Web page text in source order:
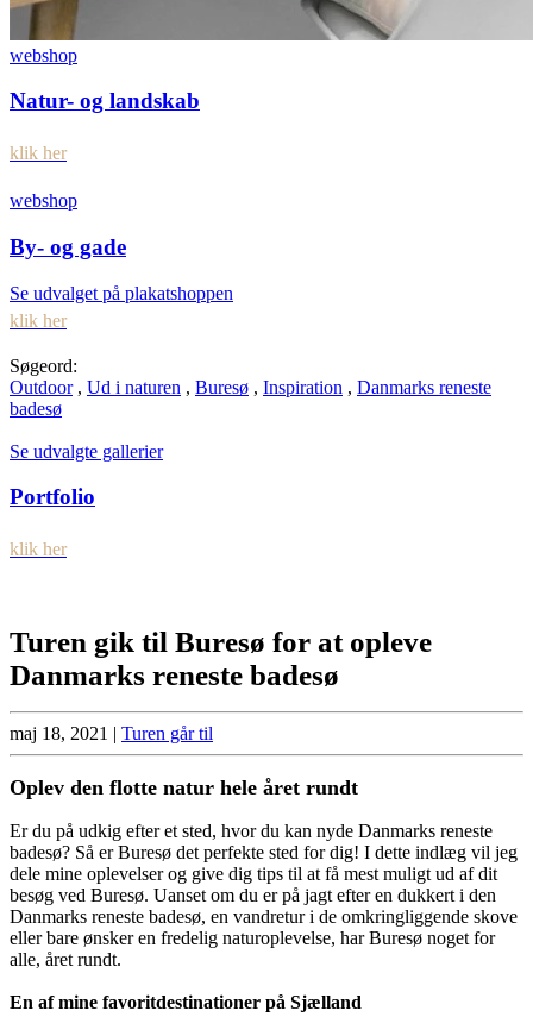
webshop
Natur- og landskab
klik her
webshop
By- og gade
Se udvalget på plakatshoppen
klik her
Søgeord:
Outdoor, Ud i naturen , Buresø , Inspiration , Danmarks reneste
badesø
Se udvalgte gallerier
Portfolio
klik her
Turen gik til Buresø for at opleve
Danmarks reneste badesø
maj 18, 2021 Turen går til
Oplev den flotte natur hele året rundt
Er du på udkig efter et sted, hvor du kan nyde Danmarks reneste
badesø? Så er Buresø det perfekte sted for dig! I dette indlæg vil jeg
dele mine oplevelser og give dig tips til at få mest muligt ud af dit
besøg ved Buresø. Uanset om du er på jagt efter en dukkert i den
Danmarks reneste badesø, en vandretur i de omkringliggende skove
eller bare ønsker en fredelig naturoplevelse, har Buresø noget for
alle, året rundt.
En af mine favoritdestinationer på Sjælland